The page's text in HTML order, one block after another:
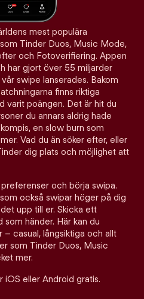
mest populära
Tinder Duos, Music Mode,
och Fotoverifiering. Appen
har gjort över 55 miljarder
swipe lanserades. Bakom
finns riktiga
varit poängen. Det är hit du
du annars aldrig hade
en slow burn som
Vad du än söker efter, eller
dig plats och möjlighet att
och börja swipa.
också swipar höger på dig
upp till er. Skicka ett
händer. Här kan du
– casual, långsiktiga och allt
som Tinder Duos, Music
mer.
iOS eller Android gratis.